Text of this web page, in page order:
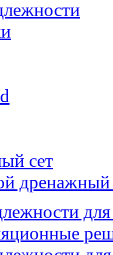
сет
дренажный
для